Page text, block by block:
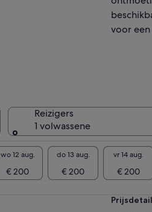
voor
Reizigers
1 volwassene
wo 12 aug.
€ 200
do 13 aug.
€ 200
vr 14 aug.
€ 200